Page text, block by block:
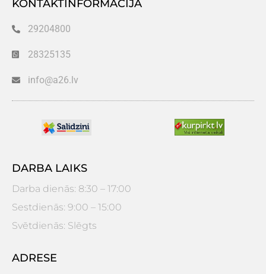
KONTAKTINFORMĀCIJA
29204800
28325135
info@a26.lv
DARBA LAIKS
Darba dienās: 8:30 – 17:00
Sestdienās: 9:00 – 15:00
Svētdienās: Slēgts
ADRESE